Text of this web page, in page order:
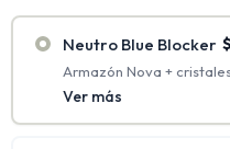
Neutro Blue Blocker $
Armazón Nova +
policarbonato con
Ver más